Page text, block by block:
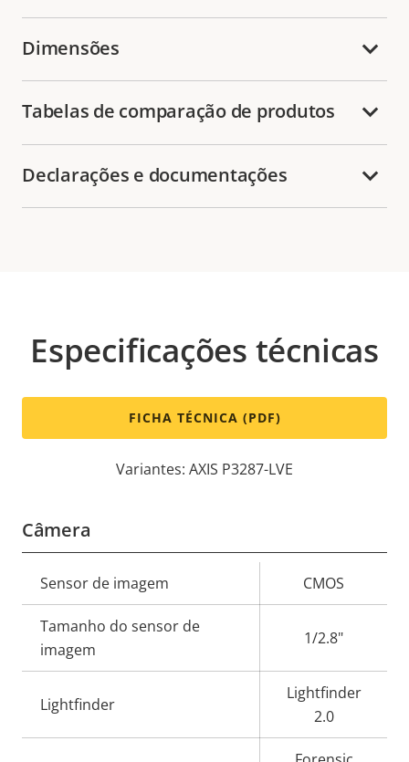
Dimensões
Tabelas de comparação de produtos
Declarações e documentações
Especificações técnicas
FICHA TÉCNICA (PDF)
Variantes: AXIS P3287-LVE
Câmera
Descrição
da
propriedade
propriedade
Sensor de imagem CMOS
Tamanho do sensor de
imagem
1/2.8"
Lightfinder
Lightfinder
2.0